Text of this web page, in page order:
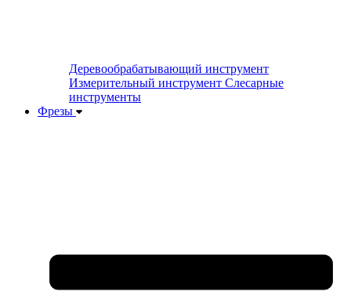
Деревообрабатывающий инструмент
Измерительный инструмент Слесарные
инструменты
Фрезы